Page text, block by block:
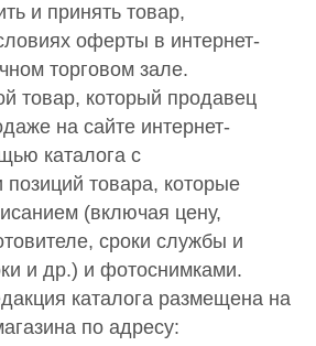
и принять товар,
оферты в интернет-
торговом зале.
товар, который продавец
на сайте интернет-
каталога с
товара, которые
(включая цену,
сроки службы и
и др.) и фотоснимками.
каталога размещена на
по адресу: